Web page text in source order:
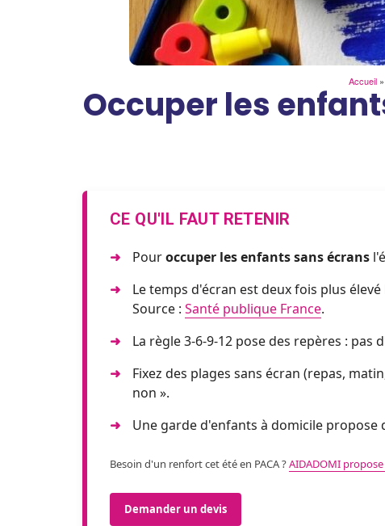
Accueil »
Occuper les
CE QU'IL FAUT RETENIR
Pouroccuper les enfants sans écrans
Le temps d'écran est deux fois plus élevé
Source : Santé publique France.
La règle 3-6-9-12 pose des repères : pas
Fixez des plages sans écran (repas,
non ».
Une garde d'enfants à domicile propose
Besoin d'un renfort cet été en PACA ?AIDADOMI
Demander un devis